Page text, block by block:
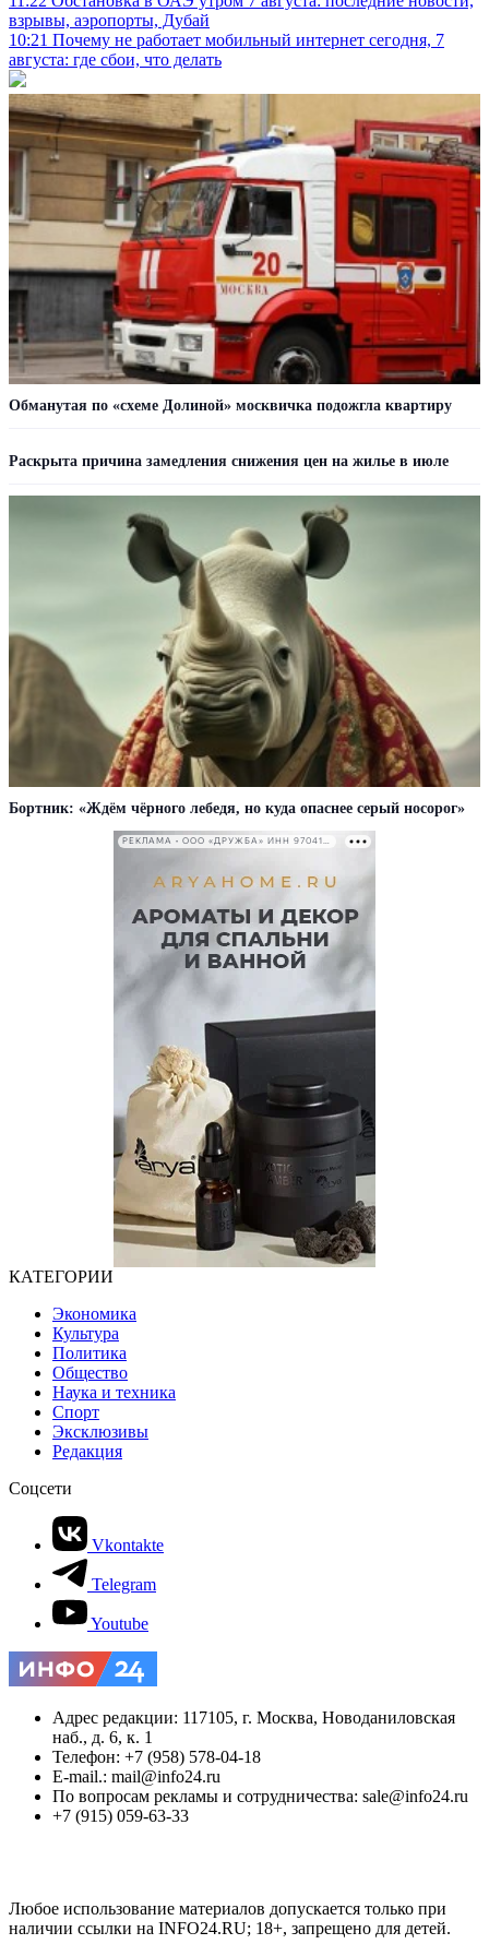
взрывы, аэропорты, Дубай
10:21 Почему не работает мобильный интернет сегодня, 7
августа: где сбои, что делать
Обманутая по «схеме Долиной» москвичка подожгла квартиру
Раскрыта причина замедления снижения цен на жилье в июле
Бортник: «Ждём чёрного лебедя, но куда опаснее серый носорог»
РЕКЛАМА • ООО «ДРУЖБА» ИНН 9704146411
КАТЕГОРИИ
Экономика
Культура
Политика
Общество
Наука и техника
Спорт
Эксклюзивы
Редакция
Соцсети
Vkontakte
Telegram
Youtube
Адрес редакции: 117105, г. Москва, Новоданиловская
наб., д. 6, к. 1
Телефон: +7 (958) 578-04-18
E-mail.: mail@info24.ru
По вопросам рекламы и сотрудничества: sale@info24.ru
+7 (915) 059-63-33
Любое использование материалов допускается только при
наличии ссылки на INFO24.RU; 18+, запрещено для детей.